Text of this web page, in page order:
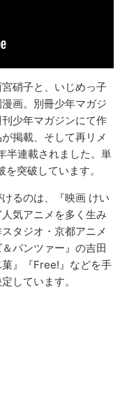
硝子と、いじめっ子
画。別冊少年マガジ
少年マガジンにて作
掲載、そして再リメ
半連載されました。単
突破しています。
るのは、『映画 けい
気アニメを多く生み
タジオ・京都アニメ
パンツァー』の吉田
』『Free!』などを手
しています。